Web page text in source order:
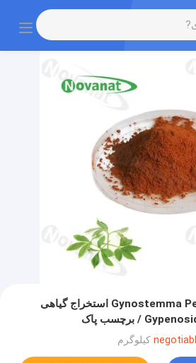
استخراج Gynostemma Pentaphyllum استخراج گیاهی